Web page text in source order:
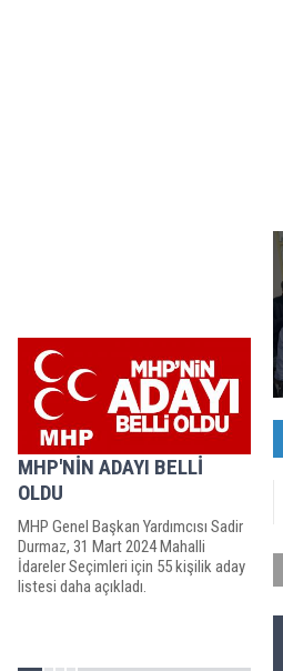
MHP'NİN ADAYI BELLİ
OLDU
MHP Genel Başkan Yardımcısı Sadir
Durmaz, 31 Mart 2024 Mahalli
İdareler Seçimleri için 55 kişilik aday
listesi daha açıkladı.